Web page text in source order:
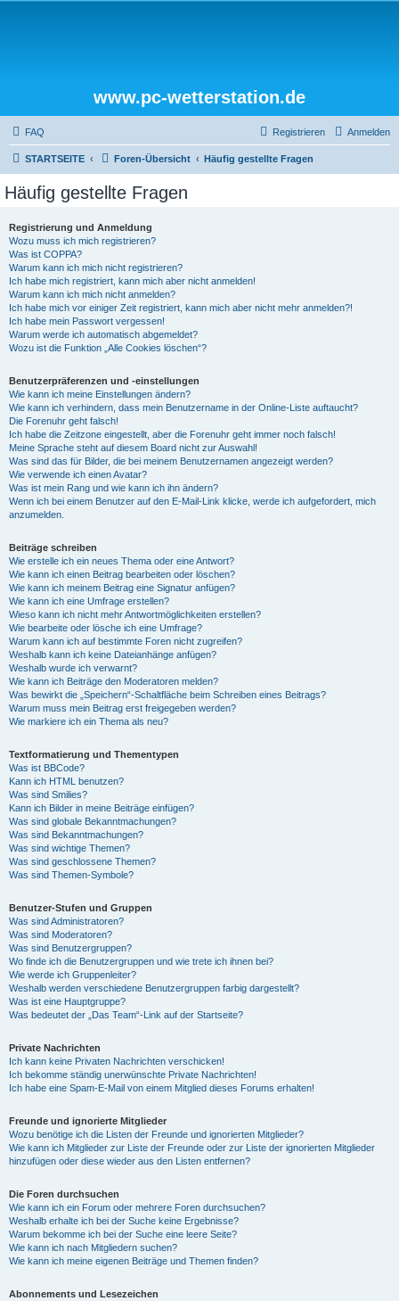
www.pc-wetterstation.de
FAQ Anmelden
Registrieren
STARTSEITE Foren-Übersicht Häufig gestellte Fragen
Häufig gestellte Fragen
Registrierung und Anmeldung
Wozu muss ich mich registrieren?
Was ist COPPA?
Warum kann ich mich nicht registrieren?
Ich habe mich registriert, kann mich aber nicht anmelden!
Warum kann ich mich nicht anmelden?
Ich habe mich vor einiger Zeit registriert, kann mich aber nicht mehr anmelden?!
Ich habe mein Passwort vergessen!
Warum werde ich automatisch abgemeldet?
Wozu ist die Funktion „Alle Cookies löschen“?
Benutzerpräferenzen und -einstellungen
Wie kann ich meine Einstellungen ändern?
Wie kann ich verhindern, dass mein Benutzername in der Online-Liste auftaucht?
Die Forenuhr geht falsch!
Ich habe die Zeitzone eingestellt, aber die Forenuhr geht immer noch falsch!
Meine Sprache steht auf diesem Board nicht zur Auswahl!
Was sind das für Bilder, die bei meinem Benutzernamen angezeigt werden?
Wie verwende ich einen Avatar?
Was ist mein Rang und wie kann ich ihn ändern?
Wenn ich bei einem Benutzer auf den E-Mail-Link klicke, werde ich aufgefordert, mich
anzumelden.
Beiträge schreiben
Wie erstelle ich ein neues Thema oder eine Antwort?
Wie kann ich einen Beitrag bearbeiten oder löschen?
Wie kann ich meinem Beitrag eine Signatur anfügen?
Wie kann ich eine Umfrage erstellen?
Wieso kann ich nicht mehr Antwortmöglichkeiten erstellen?
Wie bearbeite oder lösche ich eine Umfrage?
Warum kann ich auf bestimmte Foren nicht zugreifen?
Weshalb kann ich keine Dateianhänge anfügen?
Weshalb wurde ich verwarnt?
Wie kann ich Beiträge den Moderatoren melden?
Was bewirkt die „Speichern“-Schaltfläche beim Schreiben eines Beitrags?
Warum muss mein Beitrag erst freigegeben werden?
Wie markiere ich ein Thema als neu?
Textformatierung und Thementypen
Was ist BBCode?
Kann ich HTML benutzen?
Was sind Smilies?
Kann ich Bilder in meine Beiträge einfügen?
Was sind globale Bekanntmachungen?
Was sind Bekanntmachungen?
Was sind wichtige Themen?
Was sind geschlossene Themen?
Was sind Themen-Symbole?
Benutzer-Stufen und Gruppen
Was sind Administratoren?
Was sind Moderatoren?
Was sind Benutzergruppen?
Wo finde ich die Benutzergruppen und wie trete ich ihnen bei?
Wie werde ich Gruppenleiter?
Weshalb werden verschiedene Benutzergruppen farbig dargestellt?
Was ist eine Hauptgruppe?
Was bedeutet der „Das Team“-Link auf der Startseite?
Private Nachrichten
Ich kann keine Privaten Nachrichten verschicken!
Ich bekomme ständig unerwünschte Private Nachrichten!
Ich habe eine Spam-E-Mail von einem Mitglied dieses Forums erhalten!
Freunde und ignorierte Mitglieder
Wozu benötige ich die Listen der Freunde und ignorierten Mitglieder?
Wie kann ich Mitglieder zur Liste der Freunde oder zur Liste der ignorierten Mitglieder
hinzufügen oder diese wieder aus den Listen entfernen?
Die Foren durchsuchen
Wie kann ich ein Forum oder mehrere Foren durchsuchen?
Weshalb erhalte ich bei der Suche keine Ergebnisse?
Warum bekomme ich bei der Suche eine leere Seite?
Wie kann ich nach Mitgliedern suchen?
Wie kann ich meine eigenen Beiträge und Themen finden?
Abonnements und Lesezeichen